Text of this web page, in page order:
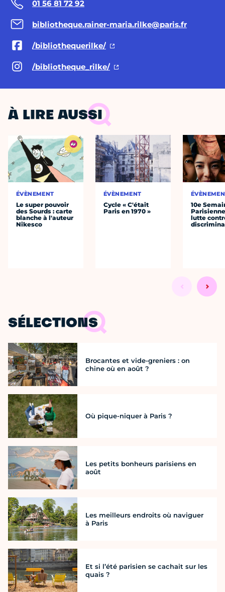
01 56 81 72 92
bibliotheque.rainer-maria.rilke@paris.fr
/bibliothequerilke/
/bibliotheque_rilke/
À LIRE AUSSI
ÉVÈNEMENT
Le super pouvoir
des Sourds : carte
blanche à l'auteur
Nikesco
ÉVÈNEMENT
Cycle « C'était
Paris en 1970 »
10e
lutte
SÉLECTIONS
Brocantes et vide-greniers : on
chine où en août ?
Où pique-niquer à Paris ?
Les petits bonheurs parisiens en
août
Les meilleurs endroits où naviguer
à Paris
Et si l’été parisien se cachait sur les
quais ?